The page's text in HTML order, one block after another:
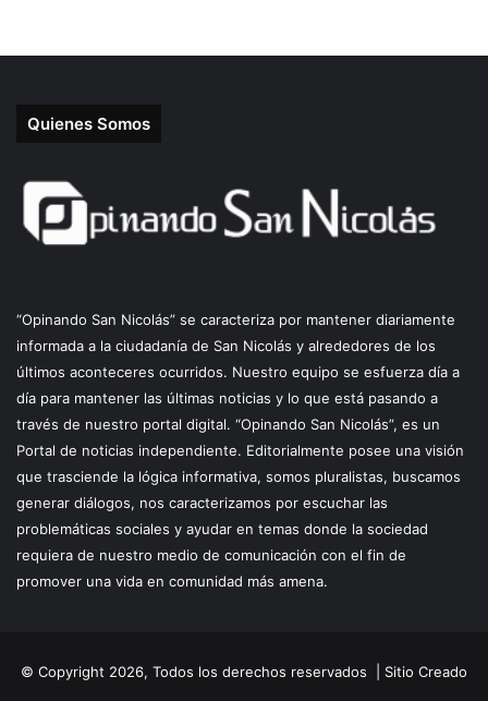
Quienes Somos
“Opinando San Nicolás” se caracteriza por mantener diariamente
informada a la ciudadanía de San Nicolás y alrededores de los
últimos aconteceres ocurridos. Nuestro equipo se esfuerza día a
día para mantener las últimas noticias y lo que está pasando a
través de nuestro portal digital. “Opinando San Nicolás”, es un
Portal de noticias independiente. Editorialmente posee una visión
que trasciende la lógica informativa, somos pluralistas, buscamos
generar diálogos, nos caracterizamos por escuchar las
problemáticas sociales y ayudar en temas donde la sociedad
requiera de nuestro medio de comunicación con el fin de
promover una vida en comunidad más amena.
© Copyright 2026, Todos los derechos reservados | Sitio Creado